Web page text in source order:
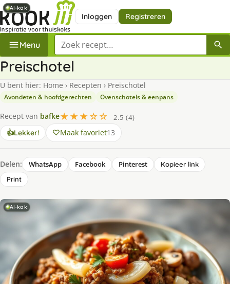
Inloggen Registreren
Menu Zoek een recept
Preischotel
U bent hier: Home › Recepten › Preischotel
Avondeten & hoofdgerechten Ovenschotels & eenpans
Recept van bafke★★★☆☆
2.5 (4)
👍Lekker! Maak favoriet13
Delen: WhatsApp Facebook Pinterest
Kopieer link
Print
AI-kok
AI-kok
AI-kok
AI-kok